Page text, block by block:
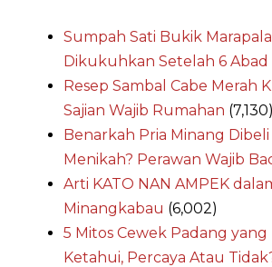
Sumpah Sati Bukik
Dikukuhkan Setelah 6 Abad
Resep Sambal Cabe Merah
Sajian Wajib Rumahan (7,130)
Benarkah Pria Minang
Menikah? Perawan Wajib
Arti KATO NAN AMPEK
Minangkabau (6,002)
5 Mitos Cewek Padang yang
Ketahui, Percaya Atau